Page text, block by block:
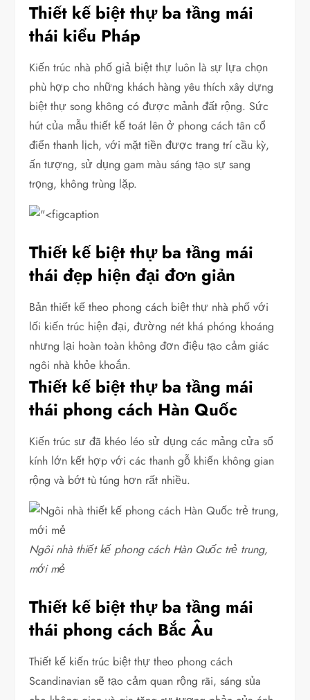
Thiết kế biệt thự ba tầng mái
thái kiểu Pháp
Kiến trúc nhà phố giả biệt thự luôn là sự lựa chọn
phù hợp cho những khách hàng yêu thích xây dựng
biệt thự song không có được mảnh đất rộng. Sức
hút của mẫu thiết kế toát lên ở phong cách tân cổ
điển thanh lịch, với mặt tiền được trang trí cầu kỳ,
ấn tượng, sử dụng gam màu sáng tạo sự sang
trọng, không trùng lặp.
Thiết kế biệt thự ba tầng mái
thái đẹp hiện đại đơn giản
Bản thiết kế theo phong cách biệt thự nhà phố với
lối kiến trúc hiện đại, đường nét khá phóng khoáng
nhưng lại hoàn toàn không đơn điệu tạo cảm giác
ngôi nhà khỏe khoắn.
Thiết kế biệt thự ba tầng mái
thái phong cách Hàn Quốc
Kiến trúc sư đã khéo léo sử dụng các mảng cửa sổ
kính lớn kết hợp với các thanh gỗ khiến không gian
rộng và bớt tù túng hơn rất nhiều.
Ngôi nhà thiết kế phong cách Hàn Quốc trẻ trung,
mới mẻ
Thiết kế biệt thự ba tầng mái
thái phong cách Bắc Âu
Thiết kế kiến trúc biệt thự theo phong cách
Scandinavian sẽ tạo cảm quan rộng rãi, sáng sủa